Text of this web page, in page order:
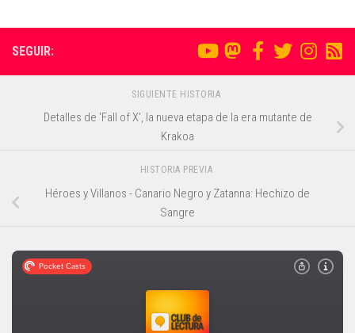
SEGUIR:
SIGUIENTE HISTORIA
Detalles de 'Fall of X', la nueva etapa de la era mutante de
Krakoa
HISTORIA PREVIA
Héroes y Villanos - Canario Negro y Zatanna: Hechizo de
Sangre